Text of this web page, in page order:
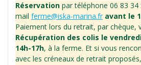
Réservation par téléphone 06 83
mail ferme@iska-marina.fr avant le
Paiement lors du retrait, par chèque,
Récupération des colis le
14h-17h, à la ferme. Et si vous
avec les créneaux de retrait